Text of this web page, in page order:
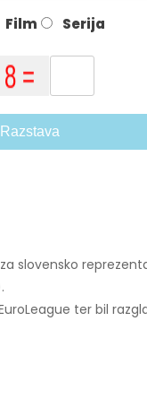
Film Serija
Razstava
slovensko
ter bil